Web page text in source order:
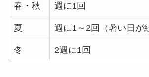
春・秋 週に1回
夏 週に1～2回（暑い日が
冬 2週に1回